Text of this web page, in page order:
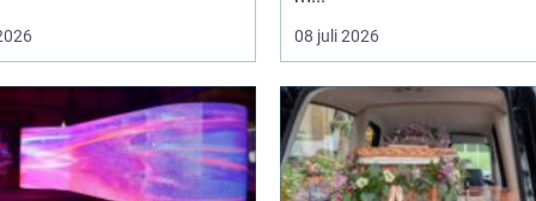
08 juli 2026